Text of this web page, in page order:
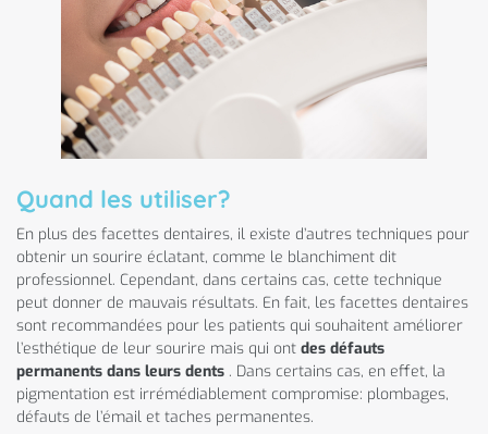
Quand les utiliser?
En plus des facettes dentaires, il existe d’autres techniques pour
obtenir un sourire éclatant, comme le blanchiment dit
professionnel. Cependant, dans certains cas, cette technique
peut donner de mauvais résultats. En fait, les facettes dentaires
sont recommandées pour les patients qui souhaitent améliorer
l’esthétique de leur sourire mais qui ont des défauts
permanents dans leurs dents . Dans certains cas, en effet, la
pigmentation est irrémédiablement compromise: plombages,
défauts de l’émail et taches permanentes.